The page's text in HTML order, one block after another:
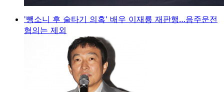
'뺑소니 후 술타기 의혹' 배우 이재룡 재판행…음주운전
혐의는 제외